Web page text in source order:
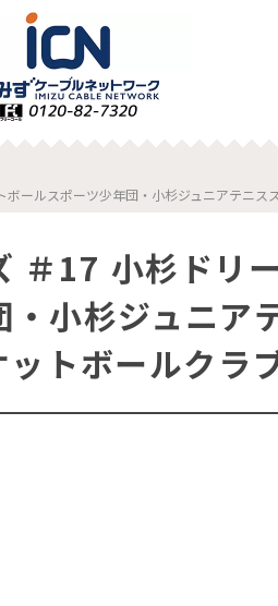
ールスポーツ少年団・小杉ジュニアテニ
＃17 小杉ドリ
・小杉ジュニア
トボールクラ